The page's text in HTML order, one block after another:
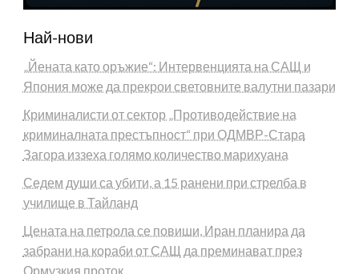
Най-нови
„Йената като оръжие“: Интервенцията на САЩ и
Япония може да прекрои световните валутни пазари
Криминалисти от сектор „Противодействие на
криминалната престъпност“ при ОДМВР-Стара
Загора иззеха голямо количество марихуана
Седем души са убити, а 15 ранени при стрелба в
училище в Тайланд
Цената на петрола се повиши, Иран планира да
забрани на кораби от САЩ да преминават през
Ормузкия проток